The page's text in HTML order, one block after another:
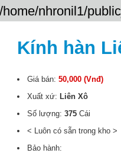
/home/nhronil1/
Kính hàn
Giá bán: 50,000 (Vnđ)
Xuất xứ: Liên Xô
Số lượng: 375 Cái
< Luôn có sẵn trong kho >
Bảo hành: